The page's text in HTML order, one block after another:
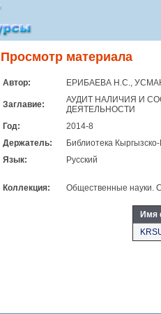
Просмотр материала
Автор: ЕРИБАЕВА Н.С.,
Заглавие:
АУДИТ НАЛИЧИЯ И
ДЕЯТЕЛЬНОСТИ
Год:
2014-8
Держатель:
Библиотека
Язык:
Русский
Коллекция: Общественные науки.
Имя